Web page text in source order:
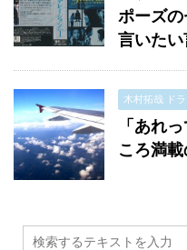
ポーズ
言いたい
木村拓哉 ドラ
「あれ
ころ満